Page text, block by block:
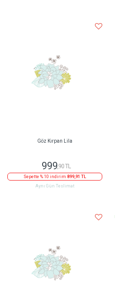
Göz Kırpan Lila
999,90 TL
Sepette % 10 indirim 899,91 TL
Aynı Gün Teslimat